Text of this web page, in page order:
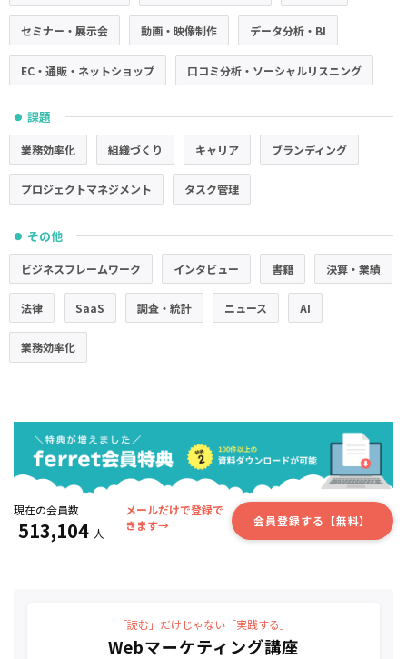
セミナー・展示会 動画・映像制作 データ分析・BI
EC・通販・ネットショップ 口コミ分析・ソーシャルリスニング
● 課題
業務効率化 組織づくり キャリア ブランディング
プロジェクトマネジメント タスク管理
● その他
ビジネスフレームワーク インタビュー 書籍 決算・業績
法律 SaaS 調査・統計 ニュース AI
業務効率化
現在の会員数
513,104 人
メールだけで登録で
きます→
会員登録する【無料】
「読む」だけじゃない「実践する」
Webマーケティング講座